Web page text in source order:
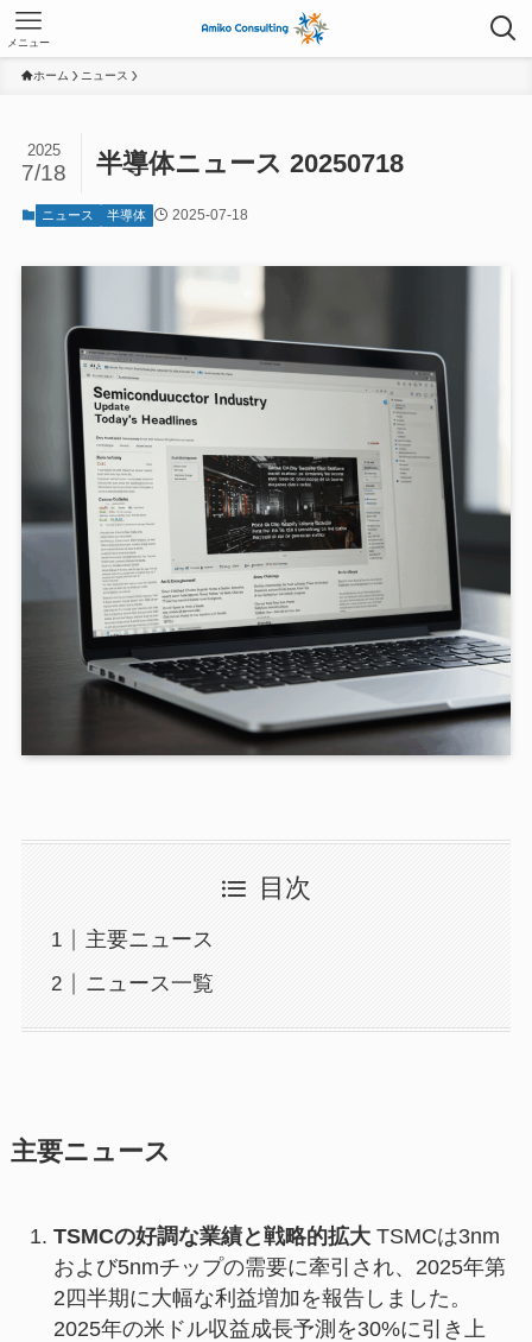
メニュー
ホーム ニュース
半導体ニュース 20250718
2025
7/18
ニュース 半導体 2025-07-18
目次
主要ニュース
ニュース一覧
主要ニュース
TSMCの好調な業績と戦略的拡大TSMCは3nm
および5nmチップの需要に牽引され、2025年第
2四半期に大幅な利益増加を報告しました。
2025年の米ドル収益成長予測を30%に引き上